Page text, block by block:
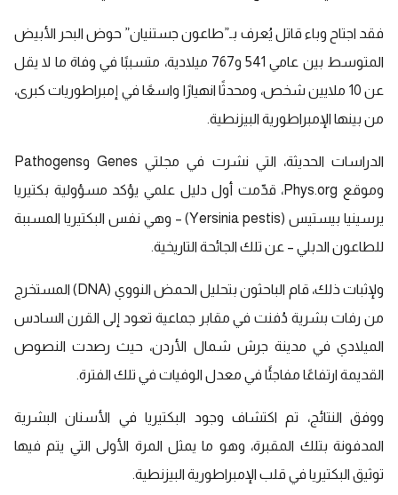
فقد اجتاح وباء قاتل يُعرف بـ”طاعون جستنيان” حوض البحر الأبيض
المتوسط بين عامي 541 و767 ميلادية، متسببًا في وفاة ما لا يقل
عن 10 ملايين شخص، ومحدثًا انهيارًا واسعًا في إمبراطوريات كبرى،
من بينها الإمبراطورية البيزنطية.
الدراسات الحديثة، التي نشرت في مجلتي Genes وPathogens
وموقع Phys.org، قدّمت أول دليل علمي يؤكد مسؤولية بكتيريا
يرسينيا بيستيس (Yersinia pestis) – وهي نفس البكتيريا المسببة
للطاعون الدبلي – عن تلك الجائحة التاريخية.
ولإثبات ذلك، قام الباحثون بتحليل الحمض النووي (DNA) المستخرج
من رفات بشرية دُفنت في مقابر جماعية تعود إلى القرن السادس
الميلادي في مدينة جرش شمال الأردن، حيث رصدت النصوص
القديمة ارتفاعًا مفاجئًا في معدل الوفيات في تلك الفترة.
ووفق النتائج، تم اكتشاف وجود البكتيريا في الأسنان البشرية
المدفونة بتلك المقبرة، وهو ما يمثل المرة الأولى التي يتم فيها
توثيق البكتيريا في قلب الإمبراطورية البيزنطية.